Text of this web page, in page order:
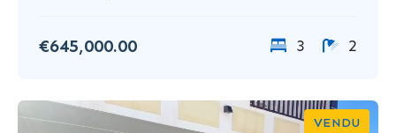
€645,000.00 3 2
VENDU